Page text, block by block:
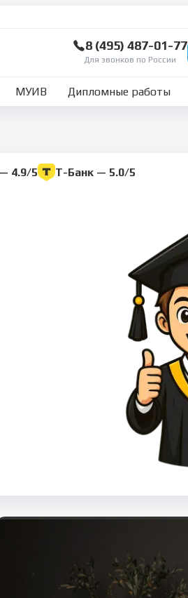
8 (495) 487-01-77
Для звонков по России
МУИВ Дипломные работы
4.9/5 Т-Банк — 5.0/5